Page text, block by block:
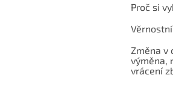
Proč si
Změna v
výměna,
vrácení